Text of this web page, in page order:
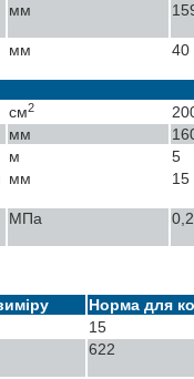
мм
мм 40
см2
мм
м
5
мм 15
МПа 0,2
Норма для
15
622